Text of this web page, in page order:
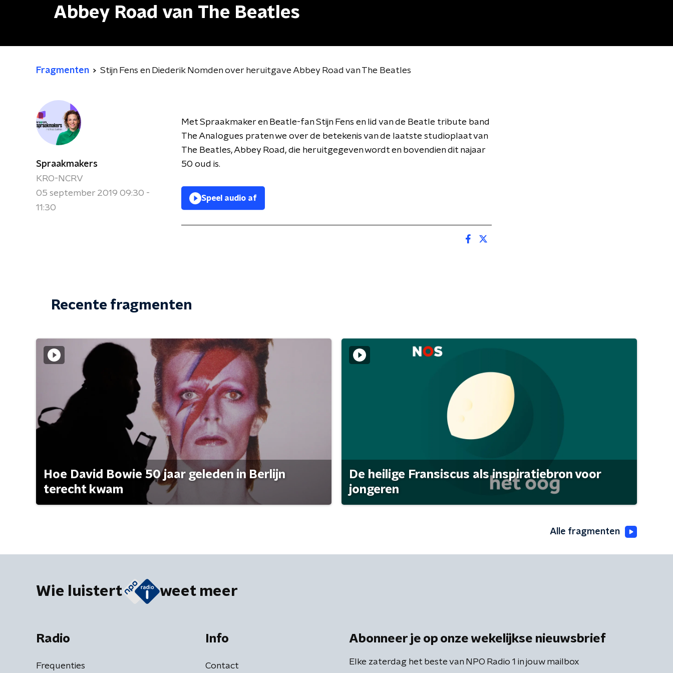
Abbey Road van The Beatles
Fragmenten Stijn Fens en Diederik Nomden over heruitgave Abbey Road van The Beatles
Spraakmakers
KRO-NCRV
05 september 2019 09:30 -
11:30
Met Spraakmaker en Beatle-fan Stijn Fens en lid van de Beatle tribute band
The Analogues praten we over de betekenis van de laatste studioplaat van
The Beatles, Abbey Road, die heruitgegeven wordt en bovendien dit najaar
50 oud is.
Speel audio af
Recente fragmenten
Hoe David Bowie 50 jaar geleden in Berlijn
terecht kwam
De heilige Fransiscus als inspiratiebron voor
jongeren
Alle fragmenten
Wie luistert weet meer
Radio
Frequenties
Info
Contact
Abonneer je op onze wekelijkse nieuwsbrief
Elke zaterdag het beste van NPO Radio 1 in jouw mailbox